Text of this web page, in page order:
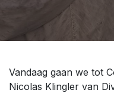
Vandaag gaan we tot
Nicolas Klingler van